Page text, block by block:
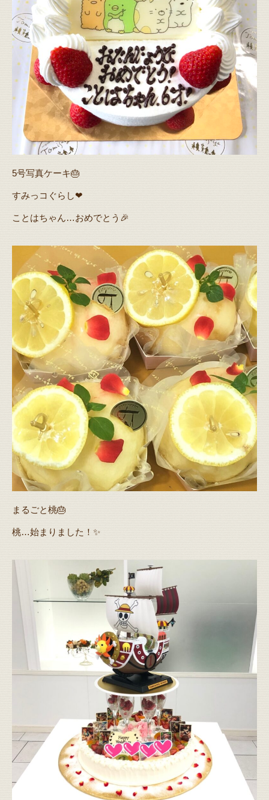
5号写真ケーキ🎂
すみっコぐらし❤
ことはちゃん…おめでとう🎉
まるごと桃🎂
桃…始まりました！✨